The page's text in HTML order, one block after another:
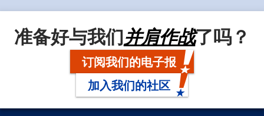
准备好与我们并肩作战了吗？
订阅我们的电子报
加入我们的社区